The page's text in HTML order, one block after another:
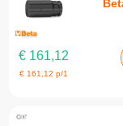
€ 161,12
€ 161,12 p/1